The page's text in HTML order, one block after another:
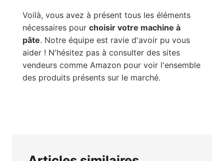
Voilà, vous avez à présent tous les éléments
nécessaires pour choisir votre machine à
pâte. Notre équipe est ravie d'avoir pu vous
aider ! N'hésitez pas à consulter des sites
vendeurs comme Amazon pour voir l'ensemble
des produits présents sur le marché.